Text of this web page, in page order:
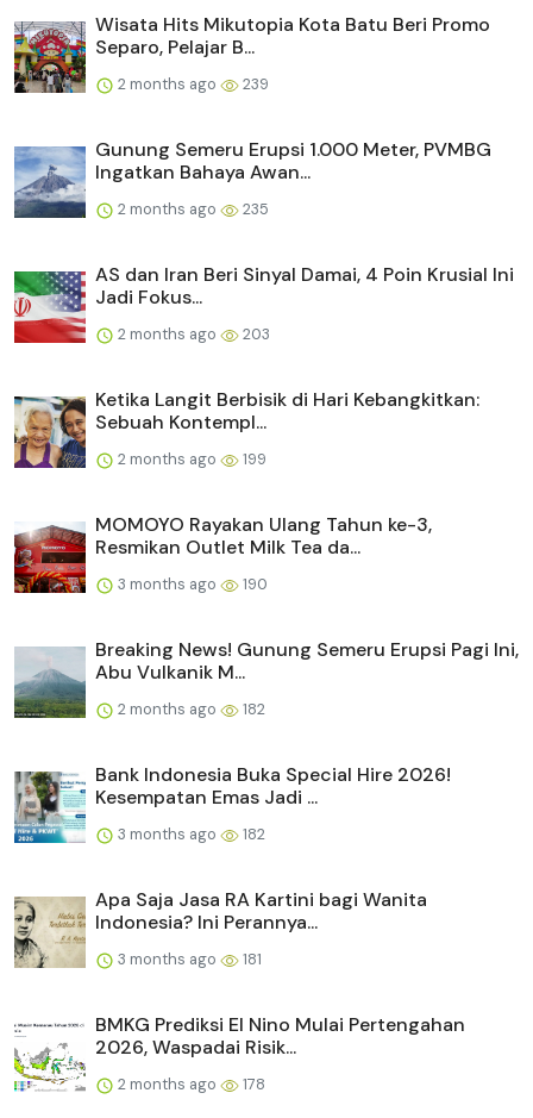
Wisata Hits Mikutopia Kota Batu Beri Promo
Separo, Pelajar B...
2 months ago 239
Gunung Semeru Erupsi 1.000 Meter, PVMBG
Ingatkan Bahaya Awan...
2 months ago 235
AS dan Iran Beri Sinyal Damai, 4 Poin Krusial Ini
Jadi Fokus...
2 months ago 203
Ketika Langit Berbisik di Hari Kebangkitkan:
Sebuah Kontempl...
2 months ago 199
MOMOYO Rayakan Ulang Tahun ke-3,
Resmikan Outlet Milk Tea da...
3 months ago 190
Breaking News! Gunung Semeru Erupsi Pagi Ini,
Abu Vulkanik M...
2 months ago 182
Bank Indonesia Buka Special Hire 2026!
Kesempatan Emas Jadi ...
3 months ago 182
Apa Saja Jasa RA Kartini bagi Wanita
Indonesia? Ini Perannya...
3 months ago 181
BMKG Prediksi El Nino Mulai Pertengahan
2026, Waspadai Risik...
2 months ago 178